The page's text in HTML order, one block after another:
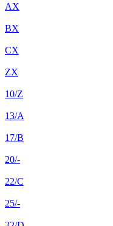
AX
BX
CX
ZX
10/Z
13/A
17/B
20/-
22/C
25/-